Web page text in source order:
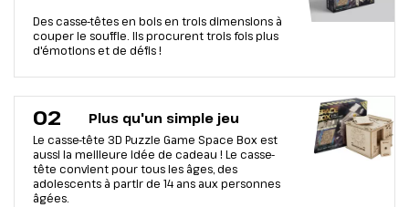
Des casse-têtes en bois en trois dimensions à
couper le souffle. Ils procurent trois fois plus
d'émotions et de défis !
02 Plus qu'un simple jeu
Le casse-tête 3D Puzzle Game Space Box est
aussi la meilleure idée de cadeau ! Le casse-
tête convient pour tous les âges, des
adolescents à partir de 14 ans aux personnes
âgées.